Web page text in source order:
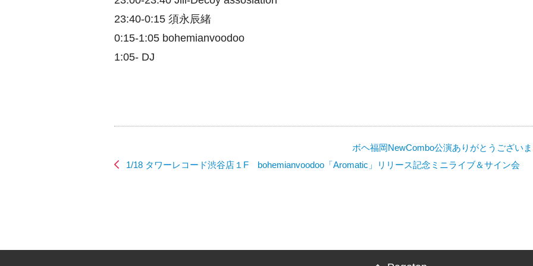
23:40-0:15 須永辰緒
0:15-1:05 bohemianvoodoo
1:05- DJ
ボヘ福岡NewCombo公演ありがとうござい
1/18 タワーレコード渋谷店１F bohemianvoodoo「Aromatic」リリース記念ミニライブ＆サイン会